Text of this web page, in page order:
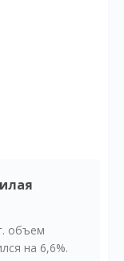
объем
на 6,6%.